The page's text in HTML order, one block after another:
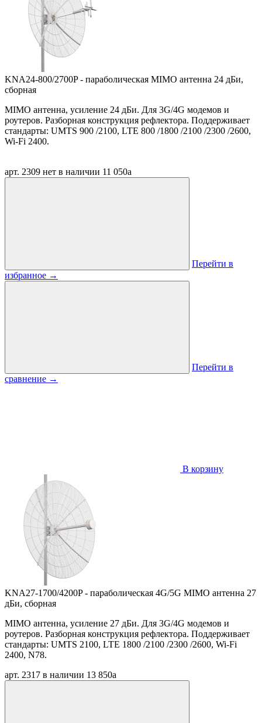
KNA24-800/2700P - параболическая MIMO антенна 24 дБи,
сборная
MIMO антенна, усиление 24 дБи. Для 3G/4G модемов и
роутеров. Разборная конструкция рефлектора. Поддерживает
стандарты: UMTS 900 /2100, LTE 800 /1800 /2100 /2300 /2600,
Wi-Fi 2400.
арт. 2309 нет в наличии 11 050a
Перейти в
избранное →
Перейти в
сравнение →
В корзину
KNA27-1700/4200P - параболическая 4G/5G MIMO антенна 27
дБи, сборная
MIMO антенна, усиление 27 дБи. Для 3G/4G модемов и
роутеров. Разборная конструкция рефлектора. Поддерживает
стандарты: UMTS 2100, LTE 1800 /2100 /2300 /2600, Wi-Fi
2400, N78.
арт. 2317 в наличии 13 850a